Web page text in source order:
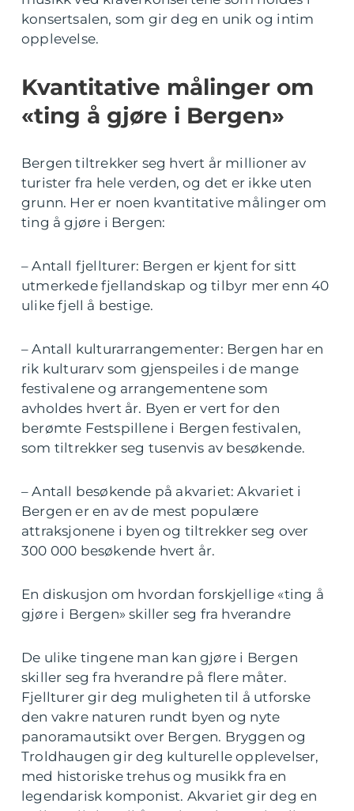
konsertsalen, som gir deg en unik og intim
opplevelse.
Kvantitative målinger om
«ting å gjøre i Bergen»
Bergen tiltrekker seg hvert år millioner av
turister fra hele verden, og det er ikke uten
grunn. Her er noen kvantitative målinger om
ting å gjøre i Bergen:
– Antall fjellturer: Bergen er kjent for sitt
utmerkede fjellandskap og tilbyr mer enn 40
ulike fjell å bestige.
– Antall kulturarrangementer: Bergen har en
rik kulturarv som gjenspeiles i de mange
festivalene og arrangementene som
avholdes hvert år. Byen er vert for den
berømte Festspillene i Bergen festivalen,
som tiltrekker seg tusenvis av besøkende.
– Antall besøkende på akvariet: Akvariet i
Bergen er en av de mest populære
attraksjonene i byen og tiltrekker seg over
300 000 besøkende hvert år.
En diskusjon om hvordan forskjellige «ting å
gjøre i Bergen» skiller seg fra hverandre
De ulike tingene man kan gjøre i Bergen
skiller seg fra hverandre på flere måter.
Fjellturer gir deg muligheten til å utforske
den vakre naturen rundt byen og nyte
panoramautsikt over Bergen. Bryggen og
Troldhaugen gir deg kulturelle opplevelser,
med historiske trehus og musikk fra en
legendarisk komponist. Akvariet gir deg en